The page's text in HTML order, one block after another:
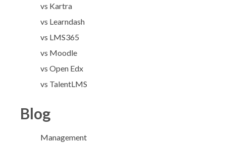
vs Kartra
vs Learndash
vs LMS365
vs Moodle
vs Open Edx
vs TalentLMS
Blog
Management